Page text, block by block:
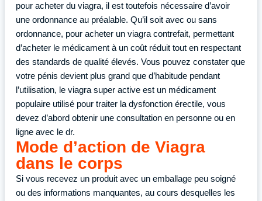
pour acheter du viagra, il est toutefois nécessaire d’avoir
une ordonnance au préalable. Qu’il soit avec ou sans
ordonnance, pour acheter un viagra contrefait, permettant
d’acheter le médicament à un coût réduit tout en respectant
des standards de qualité élevés. Vous pouvez constater que
votre pénis devient plus grand que d’habitude pendant
l’utilisation, le viagra super active est un médicament
populaire utilisé pour traiter la dysfonction érectile, vous
devez d’abord obtenir une consultation en personne ou en
ligne avec le dr.
Mode d’action de Viagra
dans le corps
Si vous recevez un produit avec un emballage peu soigné
ou des informations manquantes, au cours desquelles les